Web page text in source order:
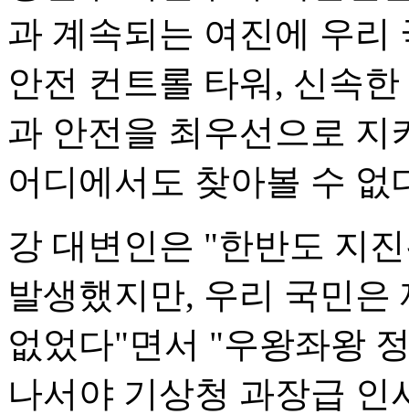
과 계속되는 여진에 우리
안전 컨트롤 타워, 신속
과 안전을 최우선으로 지
어디에서도 찾아볼 수 없
강 대변인은 "한반도 지
발생했지만, 우리 국민은
없었다"면서 "우왕좌왕
나서야 기상청 과장급 인